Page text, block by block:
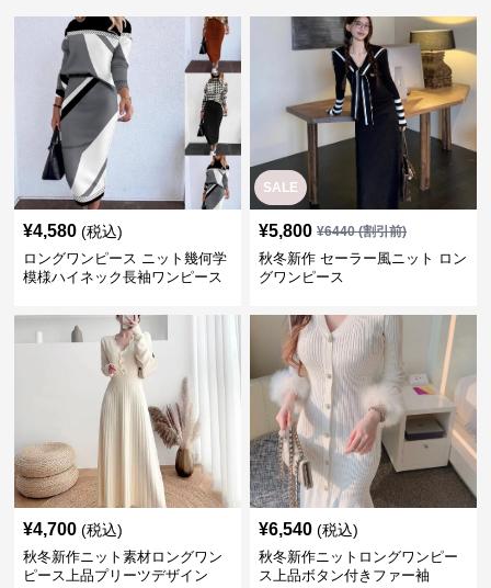
¥4,580 (税込)
ロングワンピース ニット幾何学
模様ハイネック長袖ワンピース
SALE
¥5,800 ¥6440(割引前)
秋冬新作 セーラー風ニット ロン
グワンピース
¥4,700 (税込)
秋冬新作ニット素材ロングワン
ピース上品プリーツデザイン
¥6,540 (税込)
秋冬新作ニットロングワンピー
ス上品ボタン付きファー袖